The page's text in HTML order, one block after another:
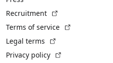
Recruitment
Terms of service
Legal terms
Privacy policy